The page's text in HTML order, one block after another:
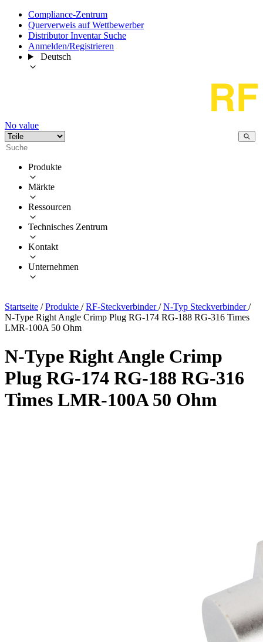
Compliance-Zentrum
Querverweis auf Wettbewerber
Distributor Inventar Suche
Anmelden/Registrieren
Deutsch
No value
Produkte
Märkte
Ressourcen
Technisches Zentrum
Kontakt
Unternehmen
Startseite / Produkte / RF-Steckverbinder/ N-Typ Steckverbinder/
N-Type Right Angle Crimp Plug RG-174 RG-188 RG-316 Times
LMR-100A 50 Ohm
N-Type Right Angle Crimp
Plug RG-174 RG-188 RG-316
Times LMR-100A 50 Ohm